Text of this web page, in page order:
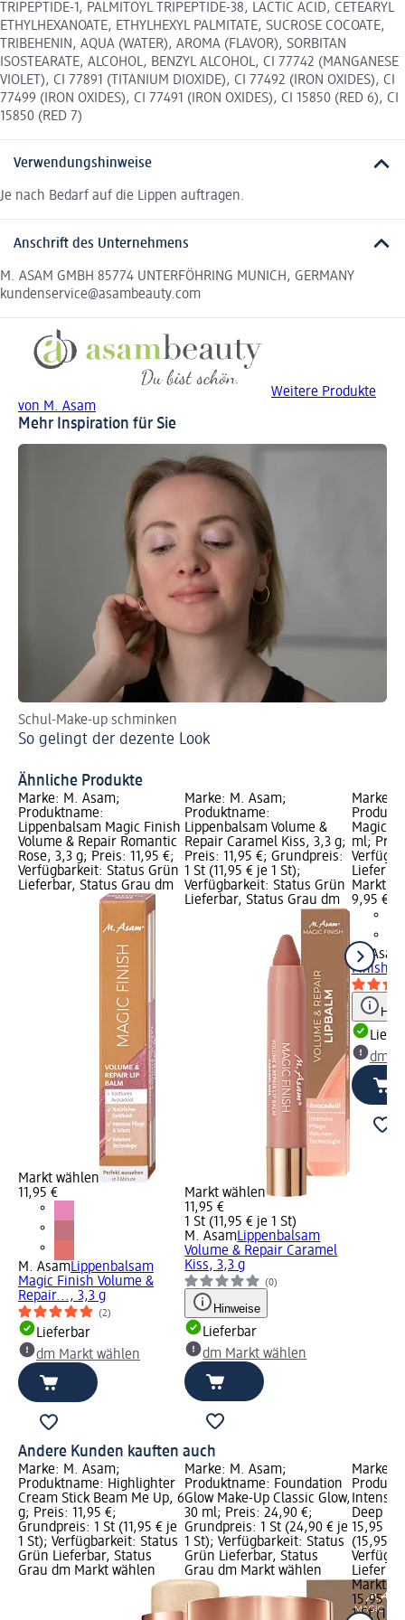
TRIPEPTIDE-1, PALMITOYL TRIPEPTIDE-38, LACTIC ACID, CETEARYL
ETHYLHEXANOATE, ETHYLHEXYL PALMITATE, SUCROSE COCOATE,
TRIBEHENIN, AQUA (WATER), AROMA (FLAVOR), SORBITAN
ISOSTEARATE, ALCOHOL, BENZYL ALCOHOL, CI 77742 (MANGANESE
VIOLET), CI 77891 (TITANIUM DIOXIDE), CI 77492 (IRON OXIDES), CI
77499 (IRON OXIDES), CI 77491 (IRON OXIDES), CI 15850 (RED 6), CI
15850 (RED 7)
Verwendungshinweise
Je nach Bedarf auf die Lippen auftragen.
Anschrift des Unternehmens
M. ASAM GMBH 85774 UNTERFÖHRING MUNICH, GERMANY
kundenservice@asambeauty.com
Weitere Produkte
von M. Asam
Mehr Inspiration für Sie
Schul-Make-up schminken
So gelingt der dezente Look
Ähnliche Produkte
Marke: M. Asam;
Produktname:
Lippenbalsam Magic Finish
Volume & Repair Romantic
Rose, 3,3 g; Preis: 11,95 €;
Verfügbarkeit: Status Grün
Lieferbar, Status Grau dm
Markt wählen
11,95 €
M. AsamLippenbalsam
Magic Finish Volume &
Repair..., 3,3 g
(2)
Lieferbar
dm Markt wählen
Marke: M. Asam;
Produktname:
Lippenbalsam Volume &
Repair Caramel Kiss, 3,3 g;
Preis: 11,95 €; Grundpreis:
1 St (11,95 € je 1 St);
Verfügbarkeit: Status Grün
Lieferbar, Status Grau dm
Markt wählen
11,95 €
1 St (11,95 € je 1 St)
M. AsamLippenbalsam
Volume & Repair Caramel
Kiss, 3,3 g
(0)
Hinweise
Lieferbar
dm Markt wählen
Marke:
Magic
ml;
Markt
9,95 €
M. Asam
Finish
dm
Andere Kunden kauften auch
Marke: M. Asam;
Produktname: Highlighter
Cream Stick Beam Me Up, 6
g; Preis: 11,95 €;
Grundpreis: 1 St (11,95 € je
1 St); Verfügbarkeit: Status
Grün Lieferbar, Status
Grau dm Markt wählen
Marke: M. Asam;
Produktname: Foundation
Glow Make-Up Classic Glow,
30 ml; Preis: 24,90 €;
Grundpreis: 1 St (24,90 € je
1 St); Verfügbarkeit: Status
Grün Lieferbar, Status
Grau dm Markt wählen
Marke:
Intense
Deep
15,95 €;
(15,95 €
Markt
15,95 €
1 St